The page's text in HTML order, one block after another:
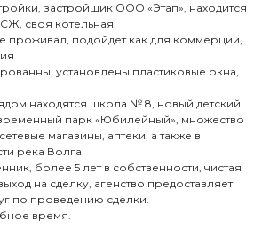
застройщик ООО «Этап», находится
своя котельная.
проживал, подойдет как для коммерции,
установлены пластиковые окна,
находятся школа № 8, новый детский
парк «Юбилейный», множество
магазины, аптеки, а также в
река Волга.
более 5 лет в собственности, чистая
на сделку, агенство предоставляет
по проведению сделки.
время.